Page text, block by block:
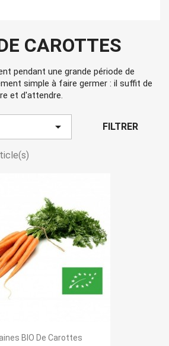
CAROTTES
pendant une grande période de
simple à faire germer : il suffit de
et d'attendre.
 FILTRER
BIO De Carottes